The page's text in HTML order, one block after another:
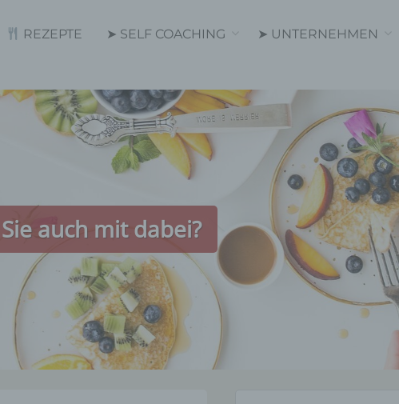
REZEPTE ➤ SELF COACHING ➤ UNTERNEHMEN
auch mit dabei?